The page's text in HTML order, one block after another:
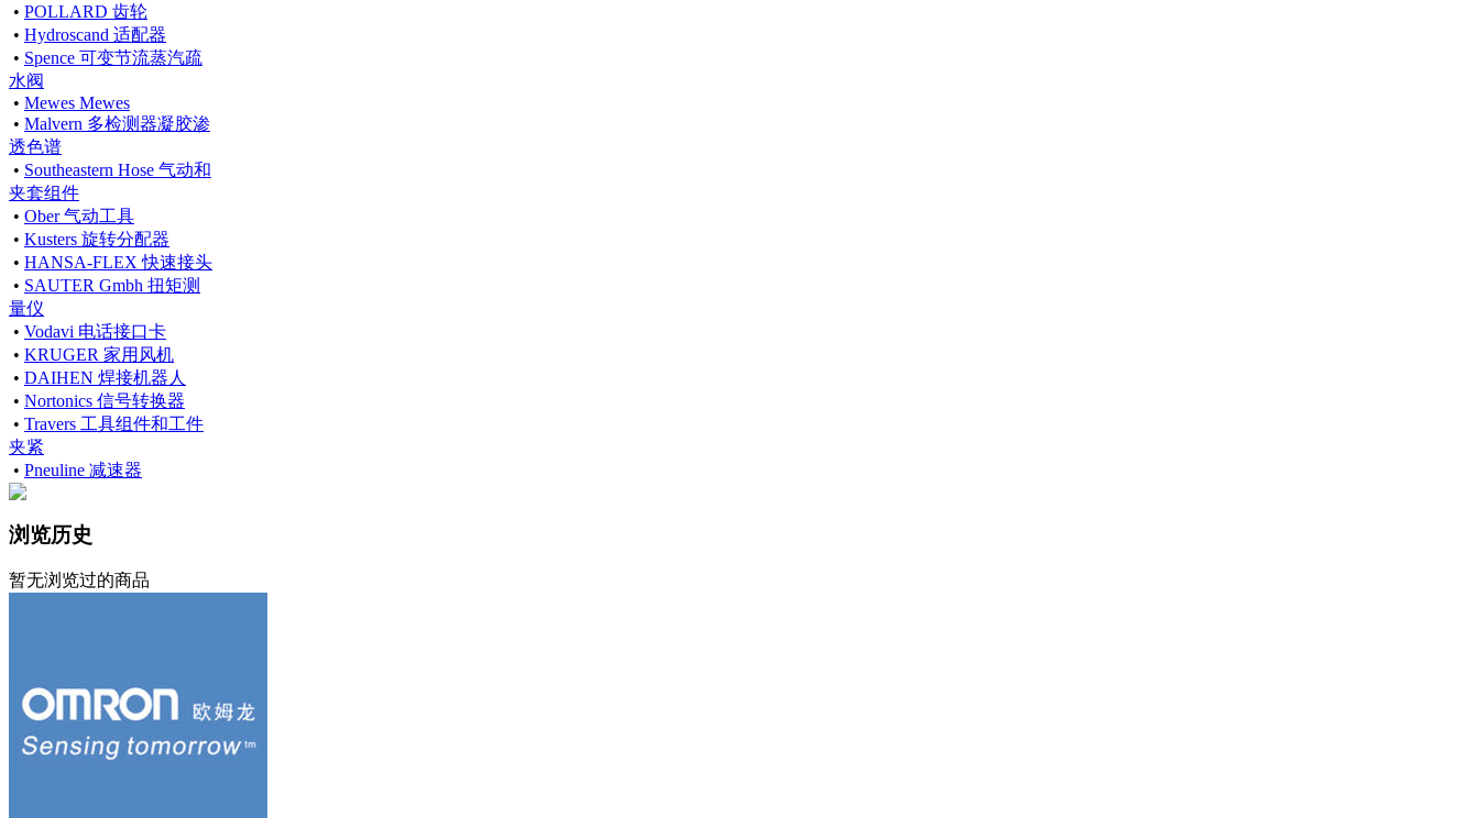
• POLLARD 齿轮
• Hydroscand 适配器
• Spence 可变节流蒸汽疏
水阀
• Mewes Mewes
• Malvern 多检测器凝胶渗
透色谱
• Southeastern Hose 气动和
夹套组件
• Ober 气动工具
• Kusters 旋转分配器
• HANSA-FLEX 快速接头
• SAUTER Gmbh 扭矩测
量仪
• Vodavi 电话接口卡
• KRUGER 家用风机
• DAIHEN 焊接机器人
• Nortonics 信号转换器
• Travers 工具组件和工件
夹紧
• Pneuline 减速器
浏览历史
暂无浏览过的商品